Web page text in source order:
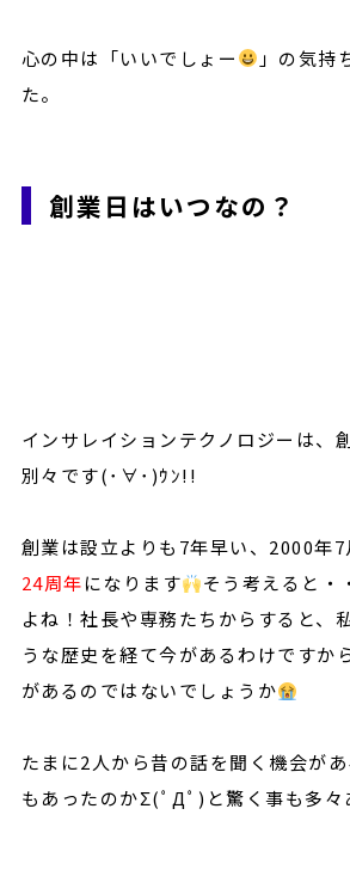
心の中は「いいでしょー
」の気持
た。
創業日はいつなの？
インサレイションテクノロジーは、
別々です(･∀･)ｳﾝ!!
創業は設立よりも7年早い、2000年
24周年になります
そう考えると・
よね！社長や専務たちからすると、
うな歴史を経て今があるわけですか
があるのではないでしょうか
たまに2人から昔の話を聞く機会が
もあったのかΣ(ﾟДﾟ)と驚く事も多々